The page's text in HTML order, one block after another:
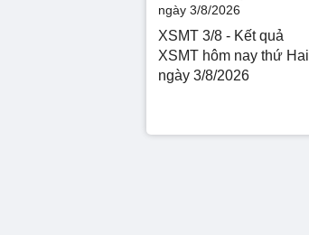
XSMT 3/8 - Kết quả
XSMT hôm nay thứ Hai
ngày 3/8/2026